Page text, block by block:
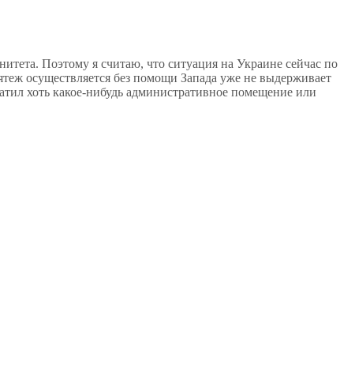
Поэтому я считаю, что ситуация на Украине сейчас по
осуществляется без помощи Запада уже не выдерживает
хоть какое-нибудь административное помещение или